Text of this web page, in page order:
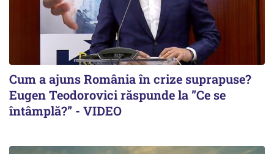
Cum a ajuns România în crize suprapuse?
Eugen Teodorovici răspunde la ”Ce se
întâmplă?” - VIDEO